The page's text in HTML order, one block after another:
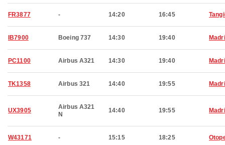
FR3877 - 14:20 16:45
IB7900 Boeing 737 14:30 19:40
PC1100 Airbus A321 14:30 19:40
TK1358 Airbus 321 14:40 19:55
UX3905
Airbus A321
N
14:40 19:55
W43171 - 15:15 18:25